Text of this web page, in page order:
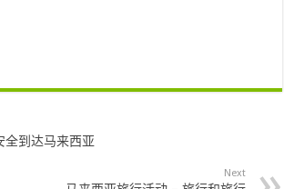
全到达马来西亚
Next